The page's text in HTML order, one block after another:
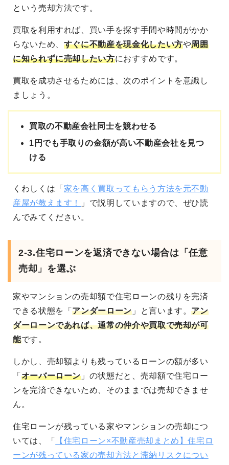
という売却方法です。
買取を利用すれば、買い手を探す手間や時間がかか
らないため、 すぐに不動産を現金化したい方や周囲
に知られずに売却したい方におすすめです。
買取を成功させるためには、次のポイントを意識し
ましょう。
買取の不動産会社同士を競わせる
1円でも手取りの金額が高い不動産会社を見つ
ける
くわしくは「 家を高く買取ってもらう方法を元不動
産屋が教えます！
」で説明していますので、ぜひ読
んでみてください。
2-3.住宅ローンを返済できない場合は「任意
売却」を選ぶ
家やマンションの売却額で住宅ローンの残りを完済
できる状態を「アンダーローン」と言います。アン
ダーローンであれば、通常の仲介や買取で売却が可
能です。
しかし、売却額よりも残っているローンの額が多い
「 オーバーローン 」の状態だと、売却額で住宅ロー
ンを完済できないため、そのままでは売却できませ
ん。
住宅ローンが残っている家やマンションの売却につ
いては、「
【住宅ローン×不動産売却まとめ】住宅ロ
ーンが残っている家の売却方法と滞納リスクについ